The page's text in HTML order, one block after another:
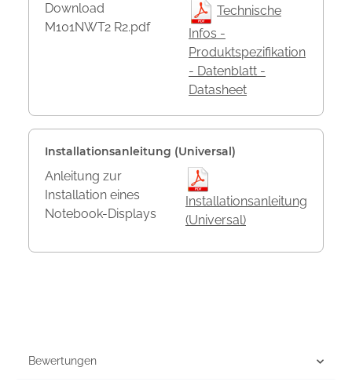
Download
M101NWT2 R2.pdf
Technische
Infos -
Produktspezifikation
- Datenblatt -
Datasheet
Installationsanleitung (Universal)
Anleitung zur
Installation eines
Notebook-Displays
Installationsanleitung
(Universal)
Bewertungen